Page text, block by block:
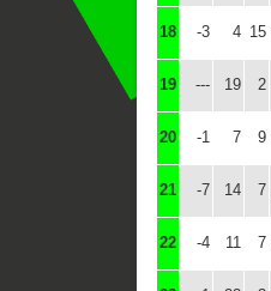
18 -3 4 15
19 --- 19 2
20 -1 7 9
21 -7 14 7
22 -4 11 7